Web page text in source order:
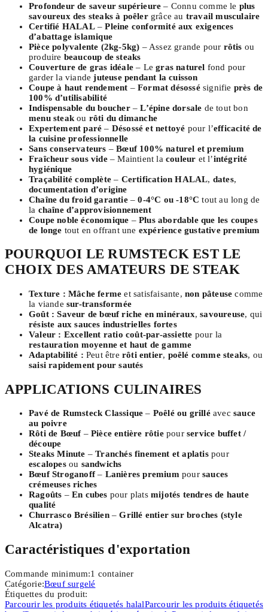
Profondeur de saveur supérieure – Connu comme le plus
savoureux des steaks à poêlergrâce au travail musculaire
Certifié HALAL–Pleine conformité aux exigences
d’abattage islamique
Pièce polyvalente (2kg-5kg) – Assez grande pour rôtis ou
produire beaucoup de steaks
Couverture de gras idéale – Legras naturel fond pour
garder la viandejuteuse pendant la cuisson
Coupe à haut rendement –Format désossésignifie près de
100% d’utilisabilité
Indispensable du boucher–L’épine dorsale de tout bon
menu steak ou rôti du dimanche
Expertement paré – Désossé et nettoyé pour l’efficacité de
la cuisine professionnelle
Sans conservateurs –Bœuf 100% naturel et premium
Fraîcheur sous vide– Maintient lacouleur et l’intégrité
hygiénique
Traçabilité complète – Certification HALAL, dates,
documentation d’origine
Chaîne du froid garantie–0-4°C ou -18°C tout au long de
la chaîne d’approvisionnement
Coupe noble économique –Plus abordable que les coupes
de longe tout en offrant une expérience gustative premium
POURQUOI LE RUMSTECK EST LE
CHOIX DES AMATEURS DE STEAK
Texture : Mâche ferme et satisfaisante,non pâteuse comme
la viandesur-transformée
Goût : Saveur de bœuf riche en minéraux,savoureuse, qui
résiste aux sauces industrielles fortes
Valeur : Excellent ratio coût-par-assiette pour la
restauration moyenne et haut de gamme
Adaptabilité : Peut êtrerôti entier, poêlé comme steaks, ou
saisi rapidement pour sautés
APPLICATIONS CULINAIRES
Pavé de Rumsteck Classique – Poêlé ou grilléavecsauce
au poivre
Rôti de Bœuf–Pièce entière rôtiepourservice buffet /
découpe
Steaks Minute –Tranchés finement et aplatispour
escalopesou sandwichs
Bœuf Stroganoff– Lanières premiumpoursauces
crémeuses riches
Ragoûts –En cubes pour platsmijotés tendres de haute
qualité
Churrasco Brésilien–Grillé entier sur broches (style
Alcatra)
Caractéristiques d'exportation
Commande minimum:1 container
Catégorie:Bœuf surgelé
Étiquettes du produit:
Parcourir les produits étiquetés halalParcourir les produits étiquetés